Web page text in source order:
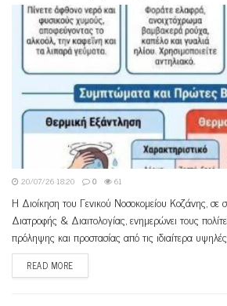
20/07/26 18:20 0 61
Η Διοίκηση του Γενικού Νοσοκομείου Κοζάνης, σε
Διατροφής & Διαιτολογίας, ενημερώνει τους
πρόληψης και προστασίας από τις ιδιαίτερα
READ MORE